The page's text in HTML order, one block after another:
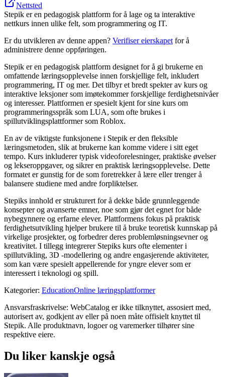
Nettsted
Stepik er en pedagogisk plattform for å lage og ta interaktive
nettkurs innen ulike felt, som programmering og IT.
Er du utvikleren av denne appen? Verifiser eierskapet for å
administrere denne oppføringen.
Stepik er en pedagogisk plattform designet for å gi brukerne en
omfattende læringsopplevelse innen forskjellige felt, inkludert
programmering, IT og mer. Det tilbyr et bredt spekter av kurs og
interaktive leksjoner som imøtekommer forskjellige ferdighetsnivåer
og interesser. Plattformen er spesielt kjent for sine kurs om
programmeringsspråk som LUA, som ofte brukes i
spillutviklingsplattformer som Roblox.
En av de viktigste funksjonene i Stepik er den fleksible
læringsmetoden, slik at brukerne kan komme videre i sitt eget
tempo. Kurs inkluderer typisk videoforelesninger, praktiske øvelser
og lekseroppgaver, og sikrer en praktisk læringsopplevelse. Dette
formatet er gunstig for de som foretrekker å lære eller trenger å
balansere studiene med andre forpliktelser.
Stepiks innhold er strukturert for å dekke både grunnleggende
konsepter og avanserte emner, noe som gjør det egnet for både
nybegynnere og erfarne elever. Plattformens fokus på praktisk
ferdighetsutvikling hjelper brukere til å bruke teoretisk kunnskap på
virkelige prosjekter, og forbedrer deres problemløsningsevner og
kreativitet. I tillegg integrerer Stepiks kurs ofte elementer i
spillutvikling, 3D -modellering og andre engasjerende aktiviteter,
som kan være spesielt appellerende for yngre elever som er
interessert i teknologi og spill.
Kategorier: EducationOnline læringsplattformer
Ansvarsfraskrivelse: WebCatalog er ikke tilknyttet, assosiert med,
autorisert av, godkjent av eller på noen måte offisielt knyttet til
Stepik. Alle produktnavn, logoer og varemerker tilhører sine
respektive eiere.
Du liker kanskje også